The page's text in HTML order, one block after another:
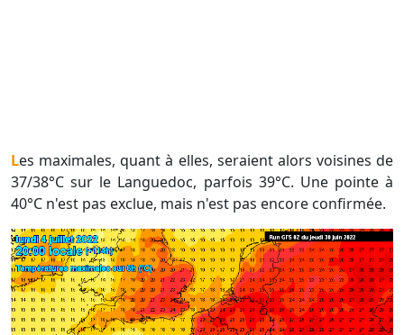
Les maximales, quant à elles, seraient alors voisines de
37/38°C sur le Languedoc, parfois 39°C. Une pointe à
40°C n'est pas exclue, mais n'est pas encore confirmée.